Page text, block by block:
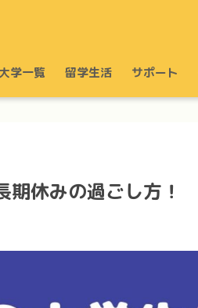
大学一覧 留学生活 サポート
期休みの過ごし方！